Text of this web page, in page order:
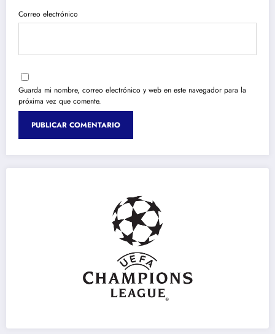
Correo electrónico
Guarda mi nombre, correo electrónico y web en este navegador para la
próxima vez que comente.